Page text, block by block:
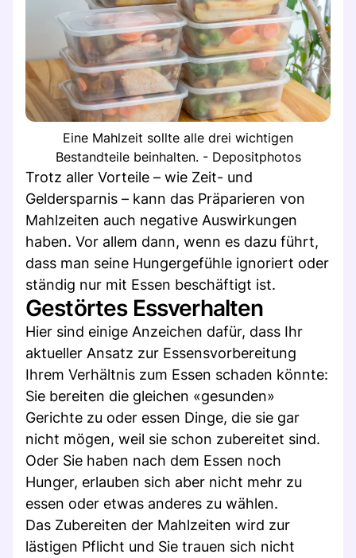
Eine Mahlzeit sollte alle drei wichtigen
Bestandteile beinhalten. - Depositphotos
Trotz aller Vorteile – wie Zeit- und
Geldersparnis – kann das Präparieren von
Mahlzeiten auch negative Auswirkungen
haben. Vor allem dann, wenn es dazu führt,
dass man seine Hungergefühle ignoriert oder
ständig nur mit Essen beschäftigt ist.
Gestörtes Essverhalten
Hier sind einige Anzeichen dafür, dass Ihr
aktueller Ansatz zur Essensvorbereitung
Ihrem Verhältnis zum Essen schaden könnte:
Sie bereiten die gleichen «gesunden»
Gerichte zu oder essen Dinge, die sie gar
nicht mögen, weil sie schon zubereitet sind.
Oder Sie haben nach dem Essen noch
Hunger, erlauben sich aber nicht mehr zu
essen oder etwas anderes zu wählen.
Das Zubereiten der Mahlzeiten wird zur
lästigen Pflicht und Sie trauen sich nicht